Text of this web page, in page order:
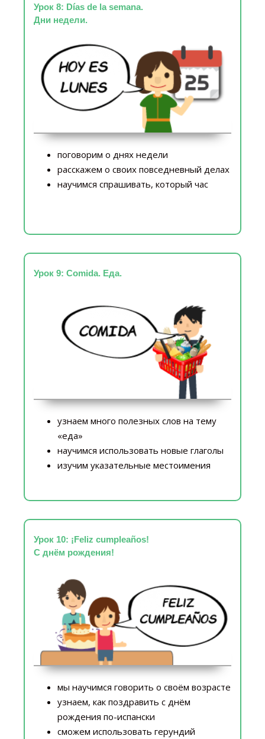
Урок 8: Días de la semana.
Дни недели.
поговорим о днях недели
расскажем о своих повседневный делах
научимся спрашивать, который час
Урок 9: Comida. Еда.
узнаем много полезных слов на тему
«еда»
научимся использовать новые глаголы
изучим указательные местоимения
Урок 10: ¡Feliz cumpleaños!
С днём рождения!
мы научимся говорить о своём возрасте
узнаем, как поздравить с днём
рождения по-испански
сможем использовать герундий